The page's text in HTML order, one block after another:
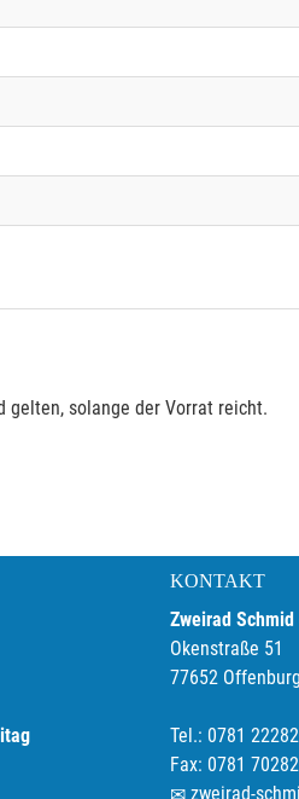
gelten, solange der Vorrat reicht.
KONTAKT
Zweirad Schmid
Okenstraße 51
77652 Offenburg
Tel.: 0781 22282
Fax: 0781 70282
zweirad-